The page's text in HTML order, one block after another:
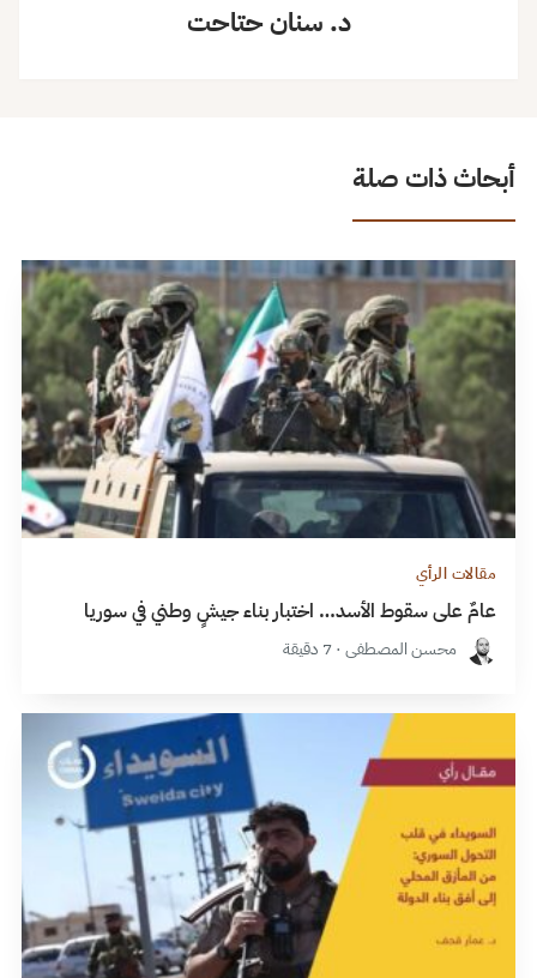
د. سنان حتاحت
أبحاث ذات صلة
مقالات الرأي
عامٌ على سقوط الأسد… اختبار بناء جيشٍ وطني في سوريا
محسن المصطفى · 7 دقيقة